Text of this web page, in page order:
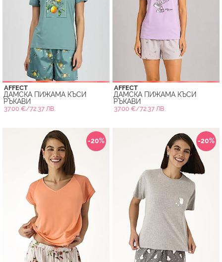
AFFECT
ДАМСКА ПИЖАМА КЪСИ
РЪКАВИ
37.00 €/72.37 ЛВ.
AFFECT
ДАМСКА ПИЖАМА КЪСИ
РЪКАВИ
37.00 €/72.37 ЛВ.
-20% -20%